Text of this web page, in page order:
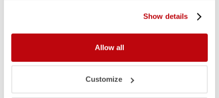
Show details
Allow all
Customize
constructie wordt de bouwnorm aangehouden
Gerelateerde producten